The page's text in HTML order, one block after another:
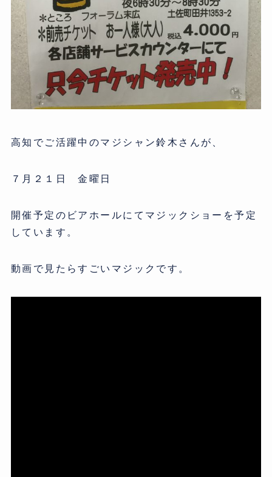
高知でご活躍中のマジシャン鈴木さんが、
７月２１日 金曜日
開催予定のビアホールにてマジックショーを予定
しています。
動画で見たらすごいマジックです。